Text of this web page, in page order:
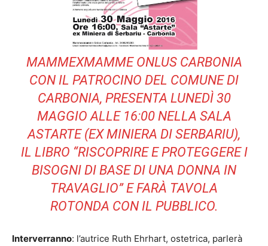
MAMMEXMAMME ONLUS CARBONIA
CON IL PATROCINO DEL COMUNE DI
CARBONIA, PRESENTA LUNEDÌ 30
MAGGIO ALLE 16:00 NELLA SALA
ASTARTE (EX MINIERA DI SERBARIU),
IL LIBRO “RISCOPRIRE E PROTEGGERE I
BISOGNI DI BASE DI UNA DONNA IN
TRAVAGLIO” E FARÀ TAVOLA
ROTONDA CON IL PUBBLICO.
Interverranno: l’autrice Ruth Ehrhart, ostetrica, parlerà